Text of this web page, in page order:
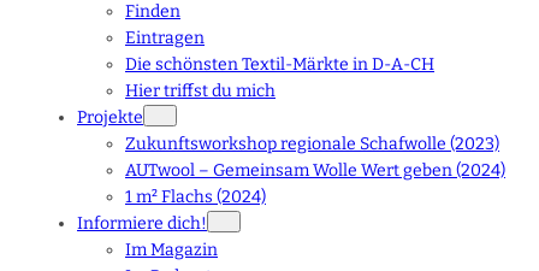
Finden
Eintragen
Die schönsten Textil-Märkte in D-A-CH
Hier triffst du mich
Projekte
Zukunftsworkshop regionale Schafwolle (2023)
AUTwool – Gemeinsam Wolle Wert geben (2024)
1 m² Flachs (2024)
Informiere dich!
Im Magazin